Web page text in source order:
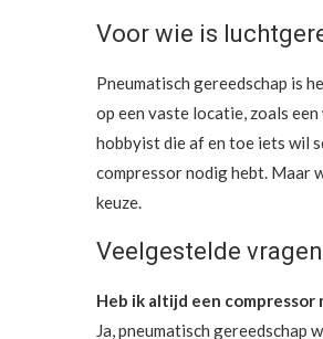
Voor wie is
Pneumatisch gereedschap is
op een vaste locatie, zoals
hobbyist die af en toe iets wil
compressor nodig hebt. Maar
keuze.
Veelgestelde vragen
Heb ik altijd een
Ja, pneumatisch gereedschap